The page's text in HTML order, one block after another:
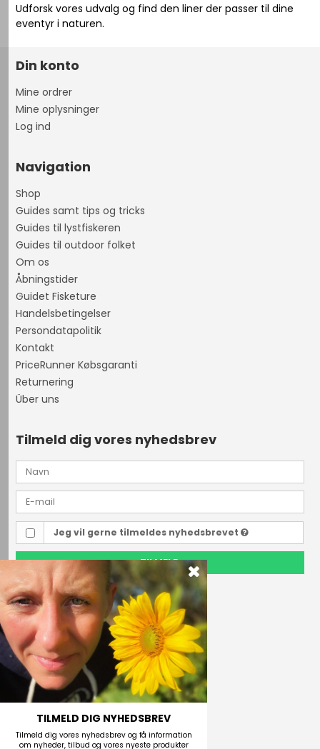
Udforsk vores udvalg og find den liner der passer til dine
eventyr i naturen.
Din konto
Mine ordrer
Mine oplysninger
Log ind
Navigation
Shop
Guides samt tips og tricks
Guides til lystfiskeren
Guides til outdoor folket
Om os
Åbningstider
Guidet Fisketure
Handelsbetingelser
Persondatapolitik
Kontakt
PriceRunner Købsgaranti
Returnering
Über uns
Tilmeld dig vores nyhedsbrev
Jeg vil gerne tilmeldes nyhedsbrevet
TILMELD
Outdoor i Centrum
Perlegade 44
6400 Sønderborg, Danmark
Telefonnr.
(+45) 74 43 53 55
E-mail
TILMELD DIG NYHEDSBREV
Tilmeld dig vores nyhedsbrev og få information
om nyheder, tilbud og vores nyeste produkter